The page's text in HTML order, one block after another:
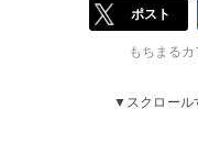
ポスト
もちまる
▼スクロール